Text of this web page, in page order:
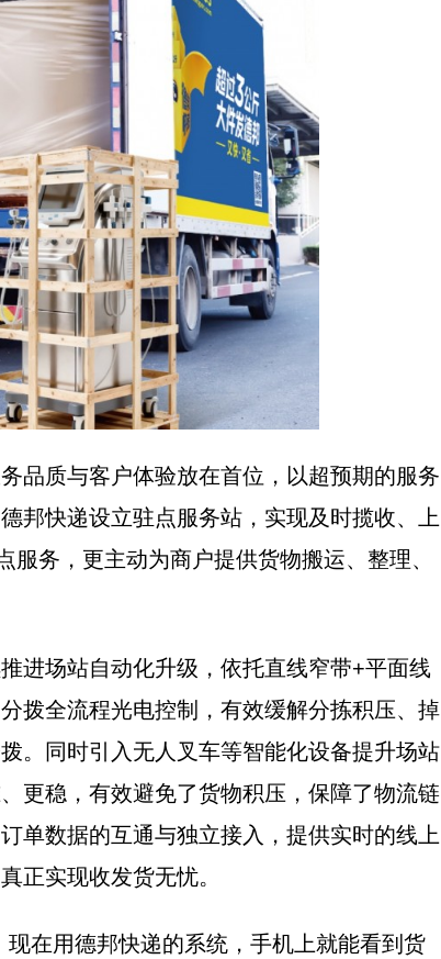
质与客户体验放在首位，以超预期的服务
邦快递设立驻点服务站，实现及时揽收、上
服务，更主动为商户提供货物搬运、整理、
场站自动化升级，依托直线窄带+平面线
拨全流程光电控制，有效缓解分拣积压、掉
。同时引入无人叉车等智能化设备提升场站
更稳，有效避免了货物积压，保障了物流链
单数据的互通与独立接入，提供实时的线上
正实现收发货无忧。
用德邦快递的系统，手机上就能看到货